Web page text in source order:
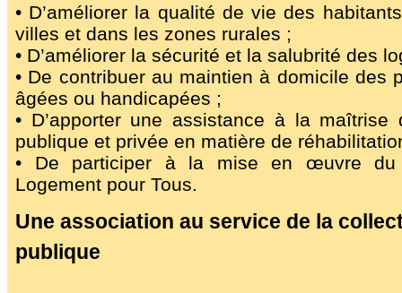
• D’améliorer la qualité de vie des
villes et dans les zones rurales ;
• D’améliorer la sécurité et la salubrité des
• De contribuer au maintien à domicile des
âgées ou handicapées ;
• D’apporter une assistance à la maîtrise
publique et privée en matière de
• De participer à la mise en œuvre du
Logement pour Tous.
Une association au service de la
publique